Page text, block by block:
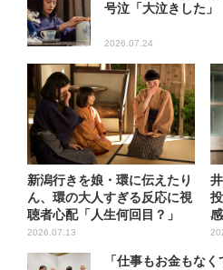
号泣「大泣きした」
2026.07.24
新潟行きを娘・環に伝えたり
ん、環の大人すぎる反応に視
聴者心配「人生何回目？」
2026.07.13
「仕事もお金もな